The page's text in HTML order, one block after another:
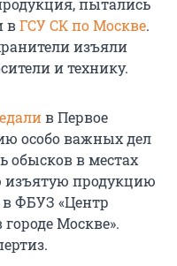
пытались
вГСУ СК по Москве.
изъяли
и технику.
в Первое
особо важных дел
обысков в местах
изъятую продукцию
ФБУЗ «Центр
Москве».